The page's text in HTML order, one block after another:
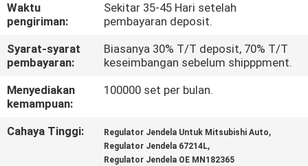
BERITA
MINTA
KUTIPAN
PETA
Waktu
pengiriman:
Sekitar 35-45 Hari setelah
pembayaran deposit.
Syarat-syarat
pembayaran:
Biasanya 30% T/T deposit, 70% T/T
keseimbangan sebelum shipppment.
Menyediakan
kemampuan:
100000 set per bulan.
Cahaya Tinggi: Regulator Jendela Untuk Mitsubishi Auto,
Regulator Jendela 67214L,
Regulator Jendela OE MN182365